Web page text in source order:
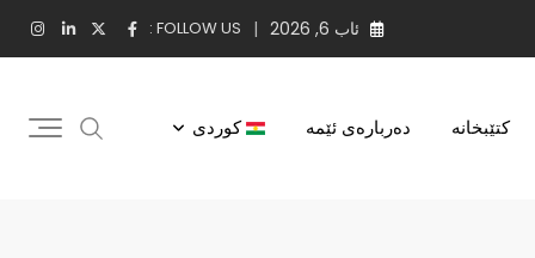
ئاب 6, 2026 FOLLOW US :
کتێبخانه دەربارەی ئێمە کوردی